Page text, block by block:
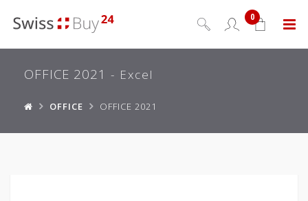
Menu
0
OFFICE 2021 - Excel
OFFICE OFFICE 2021